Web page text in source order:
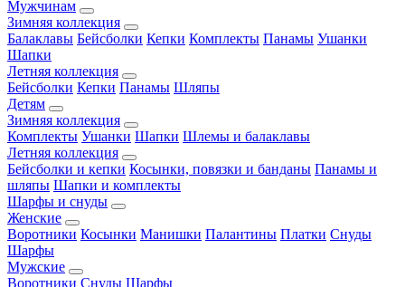
Мужчинам
Зимняя коллекция
Балаклавы Бейсболки Кепки Комплекты Панамы Ушанки
Шапки
Летняя коллекция
Бейсболки Кепки Панамы Шляпы
Детям
Зимняя коллекция
Комплекты Ушанки Шапки Шлемы и балаклавы
Летняя коллекция
Бейсболки и кепки Косынки, повязки и банданы Панамы и
шляпы Шапки и комплекты
Шарфы и снуды
Женские
Воротники Косынки Манишки Палантины Платки Снуды
Шарфы
Мужские
Воротники Снуды Шарфы